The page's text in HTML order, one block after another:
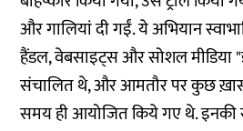
और गालियां दी गईं. ये अभियान
हैंडल, वेबसाइट्स और सोशल मीडिया
संचालित थे, और आमतौर पर कुछ
समय ही आयोजित किये गए थे. इनकी